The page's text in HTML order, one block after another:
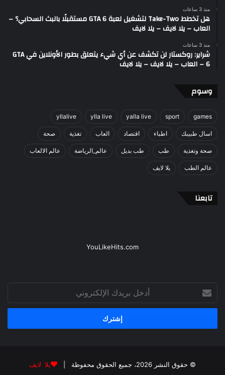
منذ 3 ساعات
هل تخطط Take-Two لتشغيل لعبة GTA 6 مستقبلًا بالبث السحابي؟ –
العاب – يلا لايف – يلا لايف
منذ 3 ساعات
شراير: روكستار لن تكشف عن أي شيء يتعلق بطور الأونلاين في GTA
6 – العاب – يلا لايف – يلا لايف
وسوم
games
sport
yalla live
ylla live
yllalive
اسال طبيبك اطباء اقتصاد العاب تغذية صحة
صحة وتغذية طب طب بديل عالم_الرياضة عالم الالعاب
عالم الطب يلا لايف
تابعنا
YouLikeHits.com
بريدك
الإلكتروني
© حقوق النشر 2026، جميع الحقوق محفوظة | يلا لايف